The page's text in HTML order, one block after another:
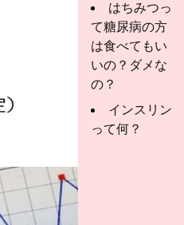
はちみつっ
て糖尿病の方
は食べてもい
いの？ダメな
の？
インスリン
って何？